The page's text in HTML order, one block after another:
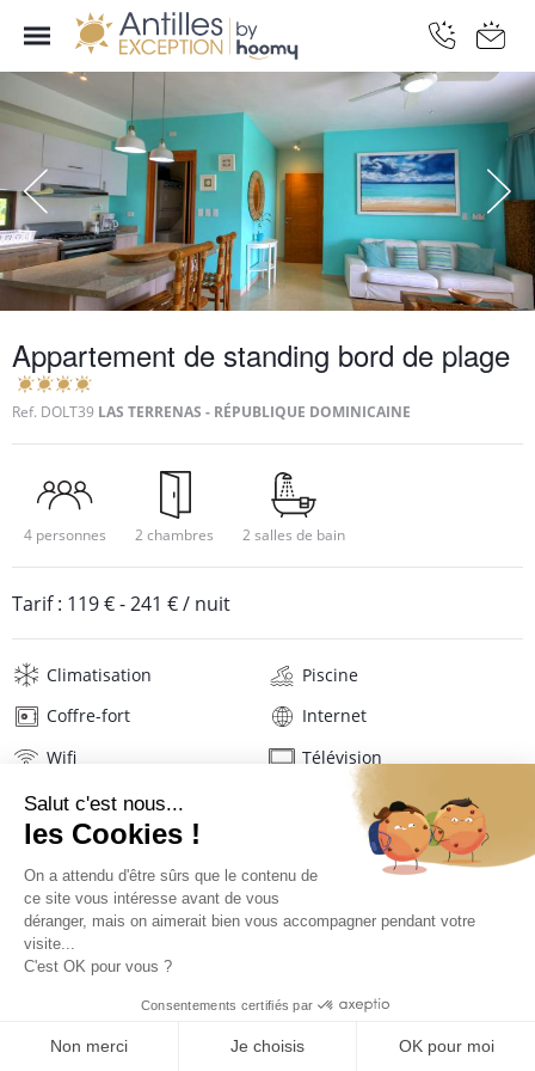
Appartement de standing bord de plage
Ref. DOLT39 LAS TERRENAS - RÉPUBLIQUE DOMINICAINE
4 personnes 2 chambres 2 salles de bain
Tarif : 119 €-241 €/ nuit
Climatisation
Piscine
Coffre-fort
Internet
Wifi
Télévision
Lave-linge
Sèche-linge
Mat. de repassage
Sèche-cheveux
Linge de maison
TARIFS ET RÉSERVATION
Description Localisation